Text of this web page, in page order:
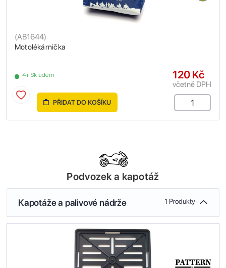
Motolékárnička
(AB1644)
4+ Skladem 120 Kč
včetně DPH
PŘIDAT DO KOŠÍKU
Podvozek a kapotáž
Kapotáže a palivové nádrže 1 Produkty